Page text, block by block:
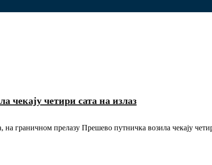
четири сата на излаз
граничном прелазу Прешево путничка возила чекају